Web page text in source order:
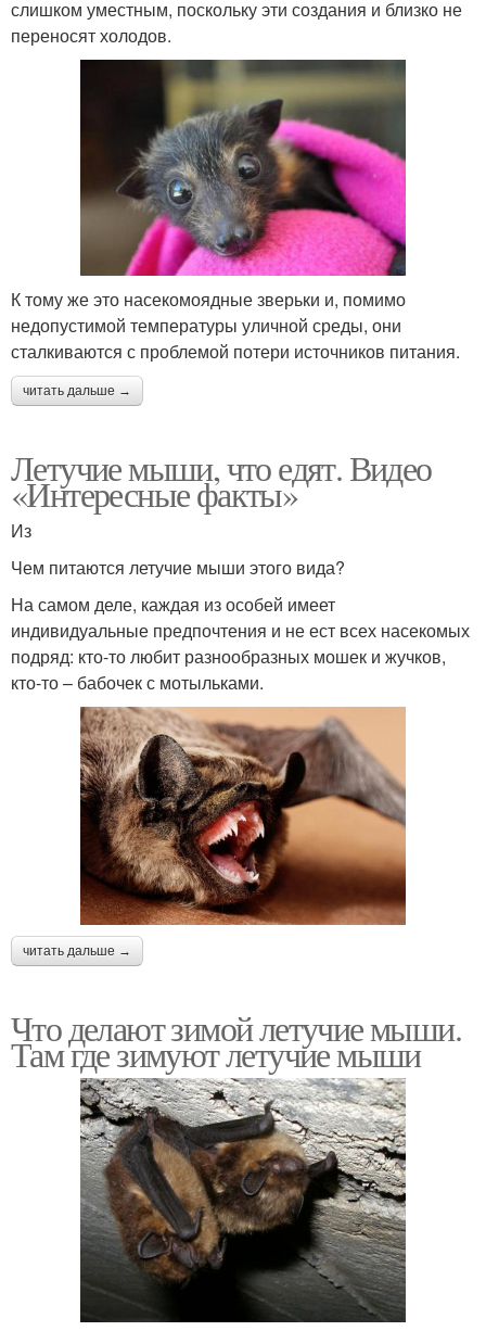
слишком уместным, поскольку эти создания и близко не
переносят холодов.
К тому же это насекомоядные зверьки и, помимо
недопустимой температуры уличной среды, они
сталкиваются с проблемой потери источников питания.
читать дальше →
Летучие мыши, что едят. Видео
«Интересные факты»
Из
Чем питаются летучие мыши этого вида?
На самом деле, каждая из особей имеет
индивидуальные предпочтения и не ест всех насекомых
подряд: кто-то любит разнообразных мошек и жучков,
кто-то – бабочек с мотыльками.
читать дальше →
Что делают зимой летучие мыши.
Там где зимуют летучие мыши